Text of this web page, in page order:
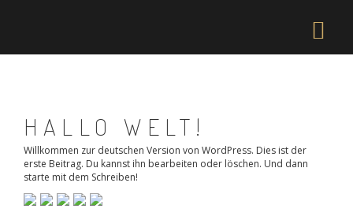
HALLO WELT!
Willkommen zur deutschen Version von WordPress. Dies ist der
erste Beitrag. Du kannst ihn bearbeiten oder löschen. Und dann
starte mit dem Schreiben!